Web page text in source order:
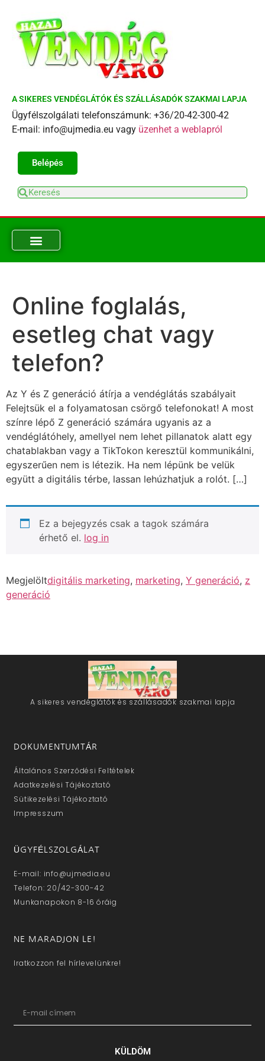
A SIKERES VENDÉGLÁTÓK ÉS SZÁLLÁSADÓK SZAKMAI LAPJA
Ügyfélszolgálati telefonszámunk: +36/20-42-300-42
E-mail: info@ujmedia.eu vagy üzenhet a weblapról
Belépés
Online foglalás,
esetleg chat vagy
telefon?
Az Y és Z generáció átírja a vendéglátás szabályait
Felejtsük el a folyamatosan csörgő telefonokat! A most
színre lépő Z generáció számára ugyanis az a
vendéglátóhely, amellyel nem lehet pillanatok alatt egy
chatablakban vagy a TikTokon keresztül kommunikálni,
egyszerűen nem is létezik. Ha nem lépünk be velük
együtt a digitális térbe, lassan lehúzhatjuk a rolót. […]
Ez a bejegyzés csak a tagok számára
érhető el. log in
Megjelöltdigitális marketing, marketing, Y generáció, z
generáció
A sikeres vendéglátók és szállásadók szakmai lapja
DOKUMENTUMTÁR
Általános Szerződési Feltételek
Adatkezelési Tájékoztató
Sütikezelési Tájékoztató
Impresszum
ÜGYFÉLSZOLGÁLAT
E-mail: info@ujmedia.eu
Telefon: 20/42-300-42
Munkanapokon 8-16 óráig
NE MARADJON LE!
Iratkozzon fel hírlevelünkre!
KÜLDÖM